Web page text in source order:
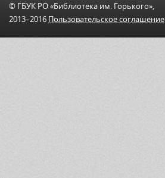
© ГБУК РО «Библиотека им. Горького»,
2013–2016 Пользовательскоe соглашениe